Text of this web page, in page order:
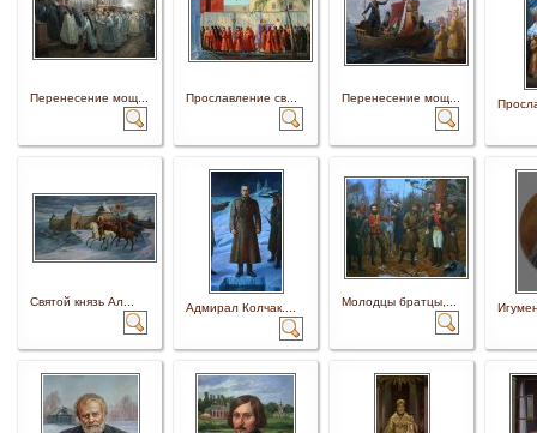
Перенесение мощ... Прославление св... Перенесение мощ...
Святой князь Ал... Адмирал Колчак.... Молодцы братцы,...